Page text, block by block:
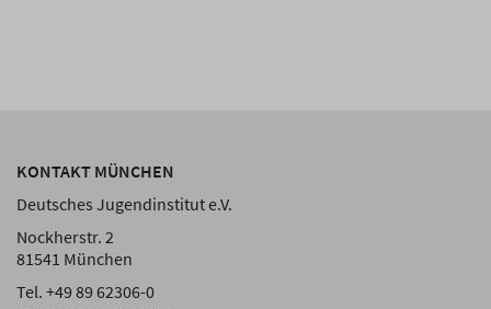
KONTAKT MÜNCHEN
Deutsches Jugendinstitut e.V.
Nockherstr. 2
81541 München
Tel. +49 89 62306-0